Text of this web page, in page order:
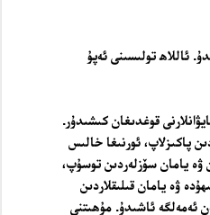
ئاللاھ تولىسىنى ئەپۇ
قوغدىغان كىشىدۇر.
پاكىزلاپ، ئورنىغا خالىس
ۋە يامان سۆزلەردىن توسۇپ،
ۋە يامان قىلىقلاردىن
ئەمەلگە ئاشىدۇ. مۇھىتنى